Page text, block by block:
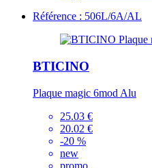
Référence : 506L/6A/AL
BTICINO
Plaque magic 6mod Alu
25.03 €
20.02 €
-20 %
new
promo